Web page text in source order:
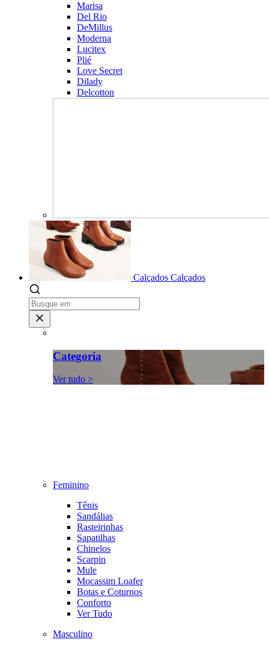
Marisa
Del Rio
DeMillus
Moderna
Lucitex
Plié
Love Secret
Dilady
Delcotton
Calçados Calçados
Categoria
Ver tudo >
Feminino
Tênis
Sandálias
Rasteirinhas
Sapatilhas
Chinelos
Scarpin
Mule
Mocassim Loafer
Botas e Coturnos
Conforto
Ver Tudo
Masculino